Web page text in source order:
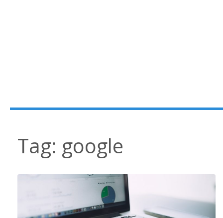
Tag: google